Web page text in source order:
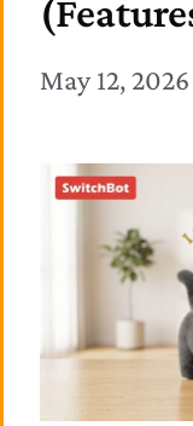
May 12, 2026